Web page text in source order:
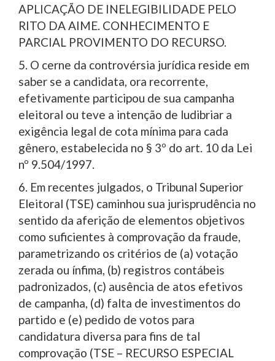
APLICAÇÃO DE INELEGIBILIDADE PELO
RITO DA AIME. CONHECIMENTO E
PARCIAL PROVIMENTO DO RECURSO.
5. O cerne da controvérsia jurídica reside em
saber se a candidata, ora recorrente,
efetivamente participou de sua campanha
eleitoral ou teve a intenção de ludibriar a
exigência legal de cota mínima para cada
gênero, estabelecida no § 3º do art. 10 da Lei
nº 9.504/1997.
6. Em recentes julgados, o Tribunal Superior
Eleitoral (TSE) caminhou sua jurisprudência no
sentido da aferição de elementos objetivos
como suficientes à comprovação da fraude,
parametrizando os critérios de (a) votação
zerada ou ínfima, (b) registros contábeis
padronizados, (c) ausência de atos efetivos
de campanha, (d) falta de investimentos do
partido e (e) pedido de votos para
candidatura diversa para fins de tal
comprovação (TSE – RECURSO ESPECIAL